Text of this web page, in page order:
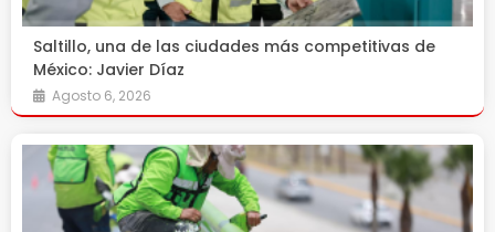
Saltillo, una de las ciudades más competitivas de
México: Javier Díaz
Agosto 6, 2026